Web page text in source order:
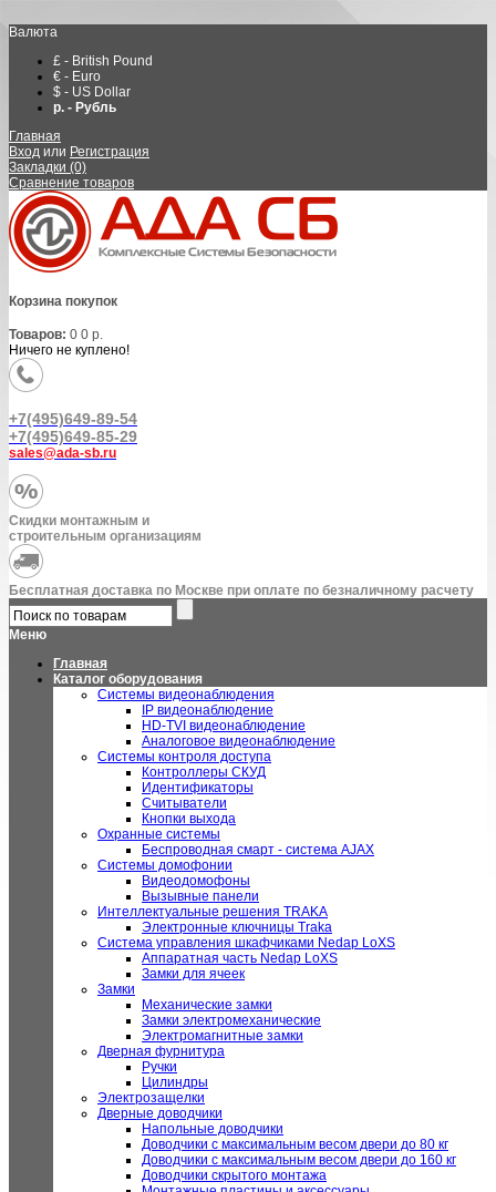
Валюта
£ - British Pound
€ - Euro
$ - US Dollar
р. - Рубль
Главная
Вход или Регистрация
Закладки (0)
Сравнение товаров
Корзина покупок
Товаров: 0 0 р.
Ничего не куплено!
+7(495)649-89-54
+7(495)649-85-29
sales@ada-sb.ru
Скидки монтажным и
строительным организациям
Бесплатная доставка по Москве при оплате по безналичному расчету
Меню
Главная
Каталог оборудования
Системы видеонаблюдения
IP видеонаблюдение
HD-TVI видеонаблюдение
Аналоговое видеонаблюдение
Системы контроля доступа
Контроллеры СКУД
Идентификаторы
Считыватели
Кнопки выхода
Охранные системы
Беспроводная смарт - система AJAX
Системы домофонии
Видеодомофоны
Вызывные панели
Интеллектуальные решения TRAKA
Электронные ключницы Traka
Система управления шкафчиками Nedap LoXS
Аппаратная часть Nedap LoXS
Замки для ячеек
Замки
Механические замки
Замки электромеханические
Электромагнитные замки
Дверная фурнитура
Ручки
Цилиндры
Электрозащелки
Дверные доводчики
Напольные доводчики
Доводчики с максимальным весом двери до 80 кг
Доводчики с максимальным весом двери до 160 кг
Доводчики скрытого монтажа